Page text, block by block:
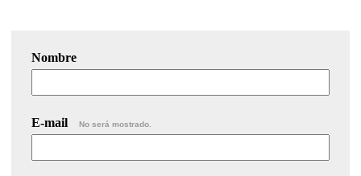
Nombre
E-mail No será mostrado.